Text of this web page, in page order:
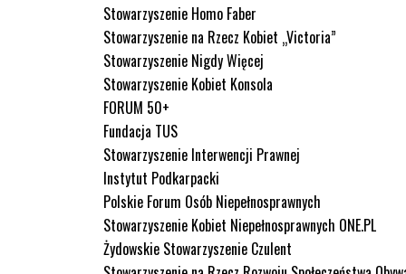
Stowarzyszenie Homo Faber
Stowarzyszenie na Rzecz Kobiet „Victoria”
Stowarzyszenie Nigdy Więcej
Stowarzyszenie Kobiet Konsola
FORUM 50+
Fundacja TUS
Stowarzyszenie Interwencji Prawnej
Instytut Podkarpacki
Polskie Forum Osób Niepełnosprawnych
Stowarzyszenie Kobiet Niepełnosprawnych ONE.PL
Żydowskie Stowarzyszenie Czulent